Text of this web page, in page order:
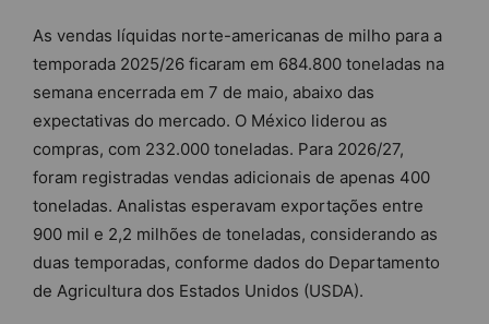
As vendas líquidas norte-americanas de milho para a
temporada 2025/26 ficaram em 684.800 toneladas na
semana encerrada em 7 de maio, abaixo das
expectativas do mercado. O México liderou as
compras, com 232.000 toneladas. Para 2026/27,
foram registradas vendas adicionais de apenas 400
toneladas. Analistas esperavam exportações entre
900 mil e 2,2 milhões de toneladas, considerando as
duas temporadas, conforme dados do Departamento
de Agricultura dos Estados Unidos (USDA).